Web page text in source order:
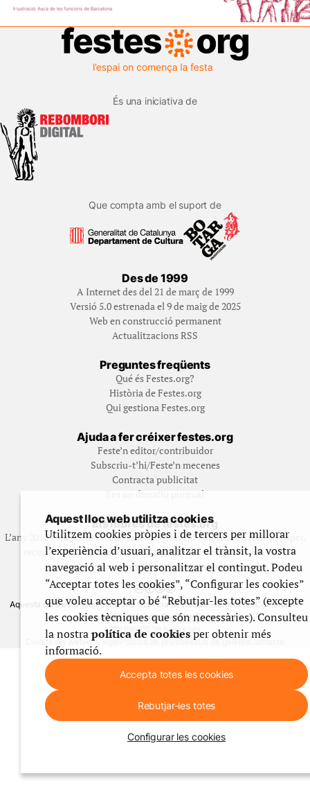
És una iniciativa de
Que compta amb el suport de
Des de 1999
A Internet des del 21 de març de 1999
Versió 5.0 estrenada el 9 de maig de 2025
Web en construcció permanent
Actualitzacions RSS
Preguntes freqüents
Qué és Festes.org?
Història de Festes.org
Qui gestiona Festes.org
Ajuda a fer créixer festes.org
Feste’n editor/contribuidor
Subscriu-t’hi/Feste’n mecenes
Contracta publicitat
Fes un donatiu puntual
Els llibres de festes.org
L’any 2012 vam posar en marxa una col·lecció editorial en format paper,
recuperant i ampliant materials que fins aleshores havien estat
exclusivament accessibles al nostre espai web. [+]
Aquesta obra està subjecta a una llicència de Reconeixement No Comercial -
CompartirIgual 4.0 de Creative Commons
© 1999-2026 festes.org
Avís legal Política de privadesa
Aquest lloc web utilitza cookies
Utilitzem cookies pròpies i de tercers per millorar
l’experiència d’usuari, analitzar el trànsit, la vostra
navegació al web i personalitzar el contingut. Podeu
“Acceptar totes les cookies”, “Configurar les cookies”
que voleu acceptar o bé “Rebutjar-les totes” (excepte
les cookies tècniques que són necessàries). Consulteu
la nostrapolítica de cookiesper obtenir més
informació.
Accepta totes les cookies
Rebutjar-les totes
Configurar les cookies